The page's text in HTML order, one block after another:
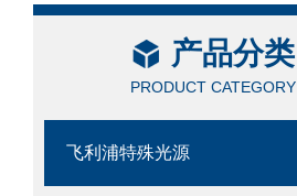
产品分类
PRODUCT CATEGORY
飞利浦特殊光源